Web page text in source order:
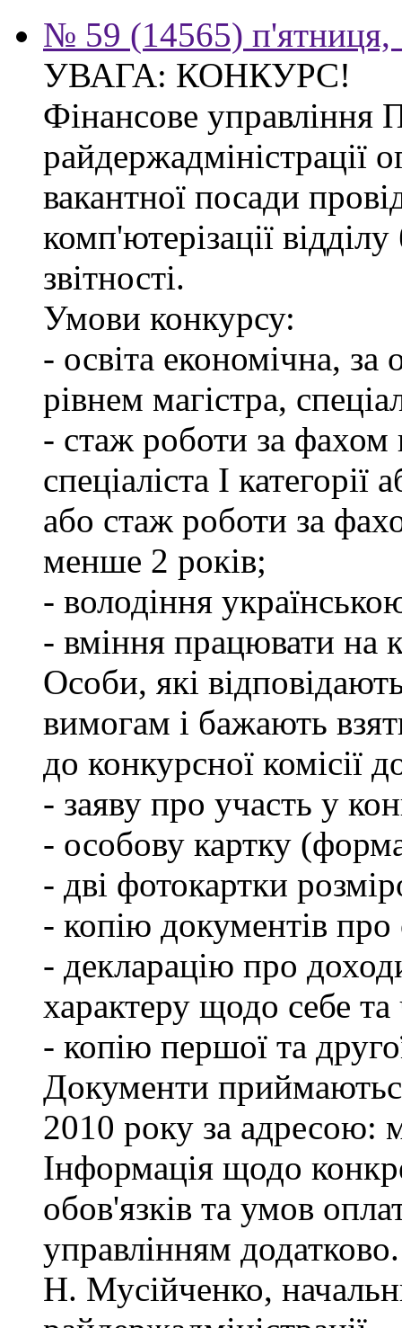
№ 59 (14565) п'ятниця,
УВАГА: КОНКУРС!
Фінансове управління
райдержадміністрації
вакантної посади
комп'ютерізації
звітності.
Умови конкурсу:
- освіта економічна, за
рівнем магістра,
- стаж роботи за фахом
спеціаліста І
або стаж роботи за
менше 2 років;
- володіння
- вміння працювати на
Особи, які
вимогам і бажають
до конкурсної комісії
- заяву про участь у
- особову картку
- дві фотокартки
- копію документів про
- декларацію про
характеру щодо себе та
- копію першої та
Документи
2010 року за адресою:
Інформація щодо
обов'язків та умов
управлінням додатково.
Н. Мусійченко,